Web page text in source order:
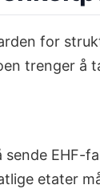
for
trenger å
EHF-
etater